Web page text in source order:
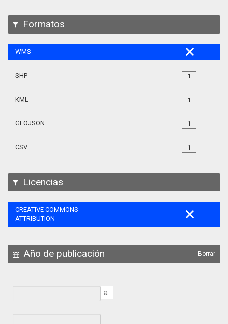
Formatos
WMS
1
SHP
1
KML
1
GEOJSON
1
CSV
Licencias
CREATIVE COMMONS
ATTRIBUTION
Año de publicación Borrar
a